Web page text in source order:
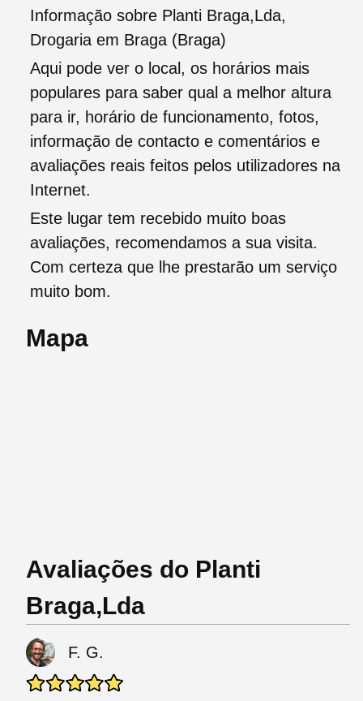
Informação sobre Planti Braga,Lda,
Drogaria em Braga (Braga)
Aqui pode ver o local, os horários mais
populares para saber qual a melhor altura
para ir, horário de funcionamento, fotos,
informação de contacto e comentários e
avaliações reais feitos pelos utilizadores na
Internet.
Este lugar tem recebido muito boas
avaliações, recomendamos a sua visita.
Com certeza que lhe prestarão um serviço
muito bom.
Mapa
Avaliações do Planti
Braga,Lda
F. G.